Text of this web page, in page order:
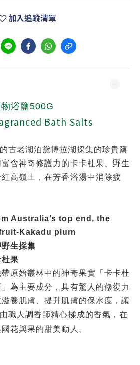
加入追蹤清單
浴鹽500G
Bath Salts
古老湖泊黛博拉湖採集的珍貴鹽
含神奇修護力的卡卡杜果、野生
高嶺土，在芳香浴湯中消除疲
Australia’s top end, the
Kakadu plum
生採集
果
原始叢林中的神奇果實「卡卡杜
為主要成分，具有驚人的修復力
養肌膚、提升肌膚的保水度，讓
職人調香師精心揉成的香氣，在
花與果的甜美動人。